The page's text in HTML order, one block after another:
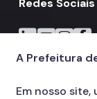
Icone do LinkedIn
Icone do
Icone
A Prefeitura
Em nosso